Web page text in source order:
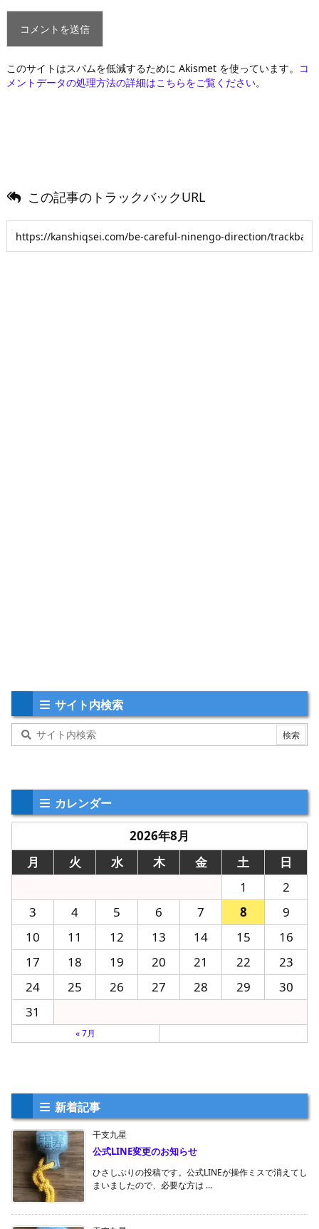
このサイトはスパムを低減するために Akismet を使っています。
コ
メントデータの処理方法の詳細はこちらをご覧ください。
この記事のトラックバックURL
サイト内検索
カレンダー
2026年8月
月
火 水 木 金 土
日
1
2
3
4 5 6 7 8
9
10
11 12 13 14 15
16
17
18 19 20 21 22
23
24
25 26 27 28 29
30
31
« 7月
新着記事
干支九星
公式LINE変更のお知らせ
ひさしぶりの投稿です。公式LINEが操作ミスで消えてし
まいましたので、必要な方は ...